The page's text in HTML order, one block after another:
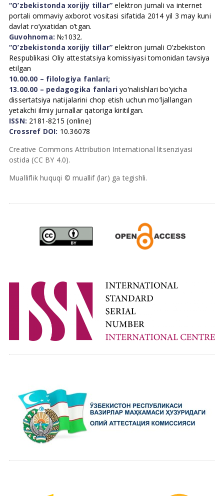
“O’zbekistonda xorijiy tillar” elektron jurnali va internet
portali ommaviy axborot vositasi sifatida 2014 yil 3 may kuni
davlat ro’yxatidan o’tgan.
Guvohnoma: №1032.
“O’zbekistonda xorijiy tillar” elektron jurnali O’zbekiston
Respublikasi Oliy attestatsiya komissiyasi tomonidan tavsiya
etilgan
10.00.00 – filologiya fanlari;
13.00.00 – pedagogika fanlari yo’nalishlari bo’yicha
dissertatsiya natijalarini chop etish uchun mo’ljallangan
yetakchi ilmiy jurnallar qatoriga kiritilgan.
ISSN: 2181-8215 (online)
Crossref DOI: 10.36078
Creative Commons Attribution International litsenziyasi
ostida (CC BY 4.0).
Mualliflik huquqi © muallif (lar) ga tegishli.